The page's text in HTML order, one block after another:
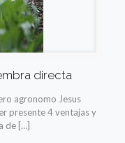
directa
agronomo Jesus
presente 4 ventajas y
de […]